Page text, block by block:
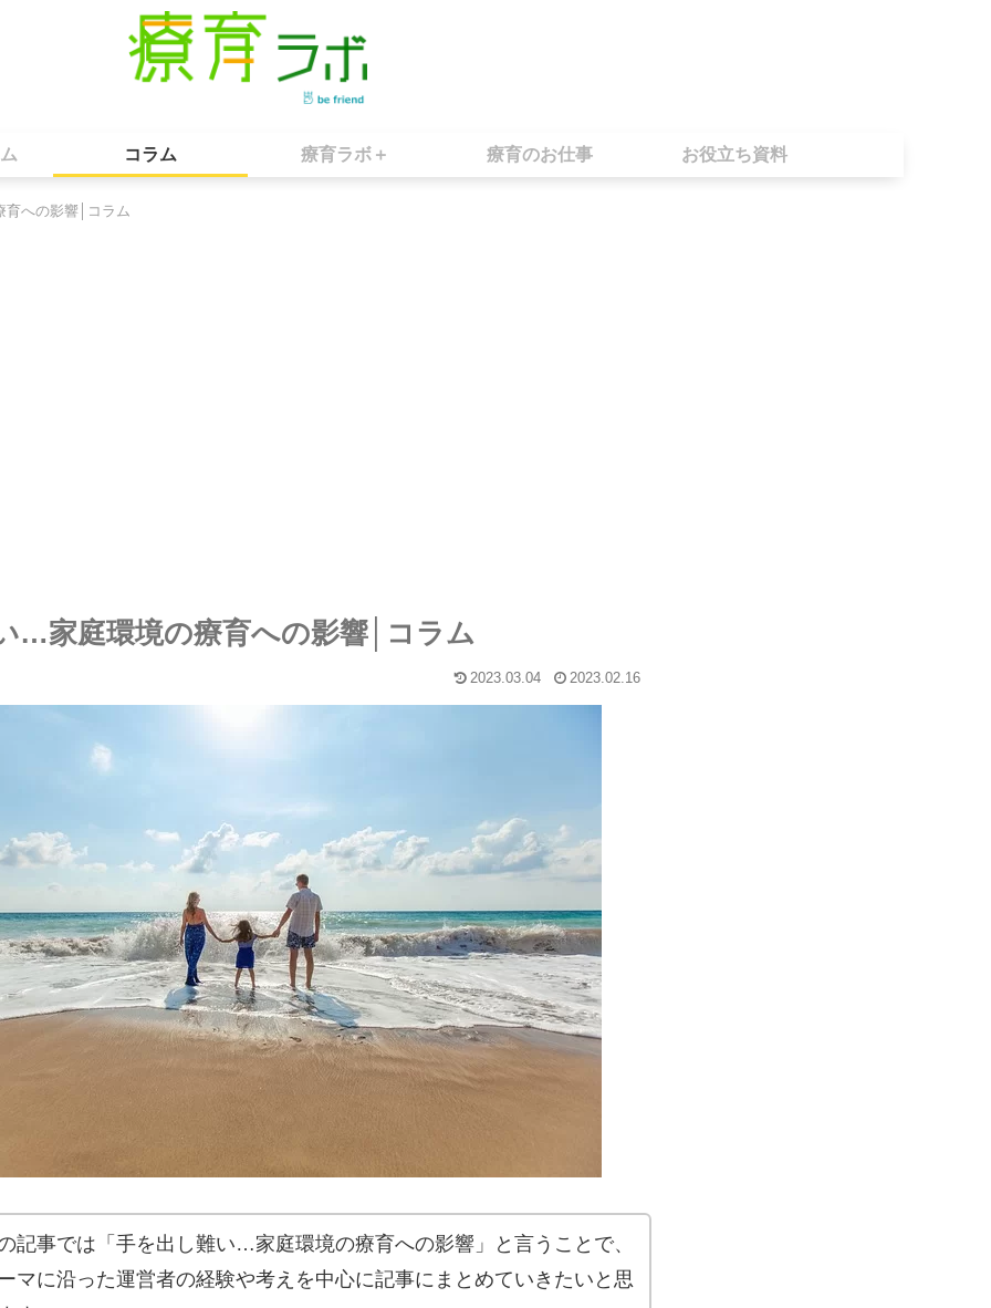
コラム 療育ラボ＋ 療育のお仕事 お役立ち資料
への影響│コラム
…家庭環境の療育への影響│コラム
2023.03.04 2023.02.16
記事では「手を出し難い…家庭環境の療育への影響」と言うことで、
マに沿った運営者の経験や考えを中心に記事にまとめていきたいと思